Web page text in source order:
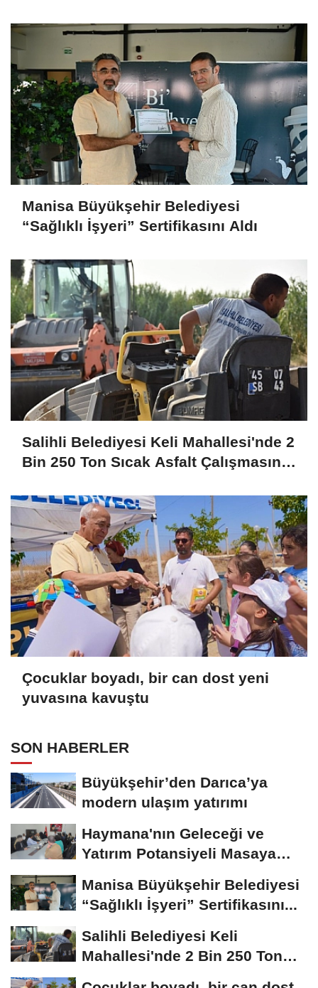
Manisa Büyükşehir Belediyesi
“Sağlıklı İşyeri” Sertifikasını Aldı
Salihli Belediyesi Keli Mahallesi'nde 2
Bin 250 Ton Sıcak Asfalt Çalışmasını
Çocuklar boyadı, bir can dost yeni
yuvasına kavuştu
SON HABERLER
Büyükşehir’den Darıca’ya
modern ulaşım yatırımı
Haymana'nın Geleceği ve
Yatırım Potansiyeli Masaya
Manisa Büyükşehir Belediyesi
“Sağlıklı İşyeri” Sertifikasını...
Salihli Belediyesi Keli
Mahallesi'nde 2 Bin 250 Ton